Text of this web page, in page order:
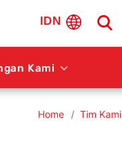
IDN
Kami
Home Tim Kami